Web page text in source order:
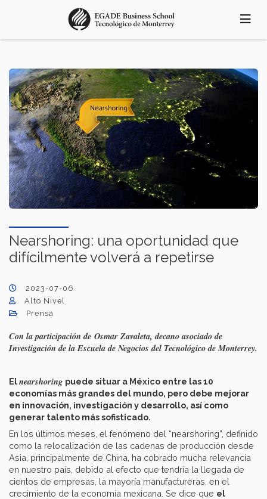
principal
Nearshoring: una oportunidad que
difícilmente volverá a repetirse
2023-07-06
Alto Nivel
Prensa
Con la participación de Osmar Zavaleta, decano asociado de
Investigación de la Escuela de Negocios del Tecnológico de Monterrey.
Elnearshoring puede situar a México entre las 10
economías más grandes del mundo, pero debe mejorar
en innovación, investigación y desarrollo, así como
generar talento más sofisticado.
En los últimos meses, el fenómeno del “nearshoring”, definido
como la relocalización de las cadenas de producción desde
Asia, principalmente de China, ha cobrado mucha relevancia
en nuestro país, debido al efecto que tendría la llegada de
cientos de empresas, la mayoría manufactureras, en el
crecimiento de la economía mexicana. Se dice que el